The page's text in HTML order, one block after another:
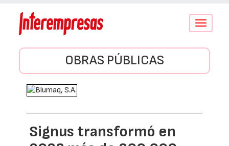
Conmutar
OBRAS PÚBLICAS
Signus transformó en